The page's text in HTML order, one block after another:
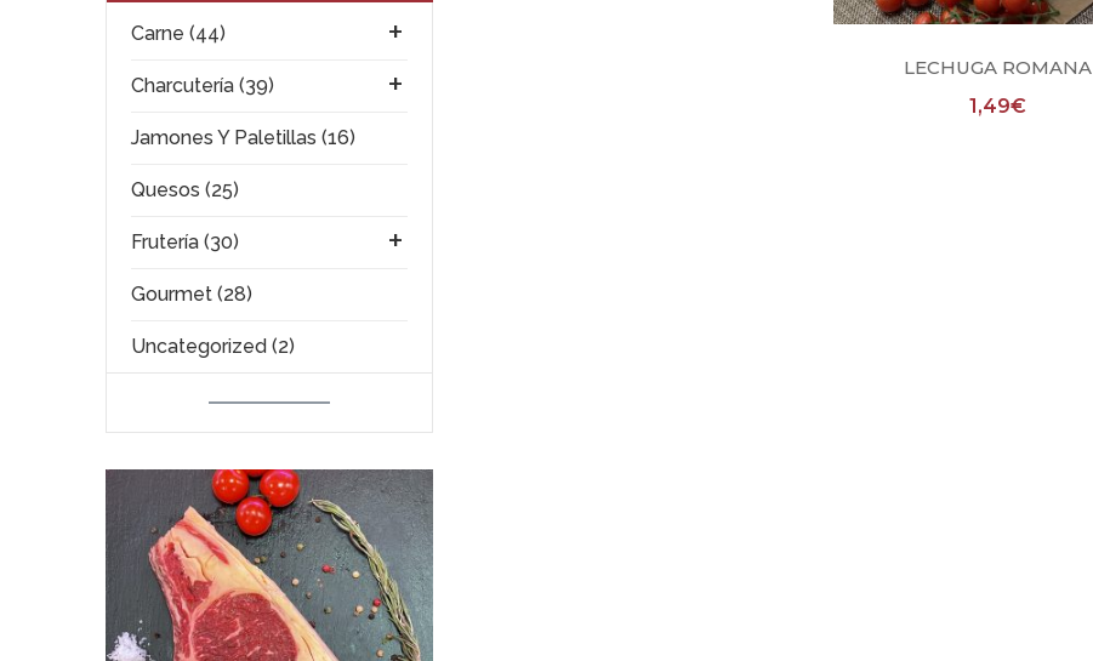
Carne (44)
Charcutería (39)
Jamones Y Paletillas (16)
Quesos (25)
Frutería (30)
Gourmet (28)
Uncategorized (2)
LECHUGA ROMANA
1,49€